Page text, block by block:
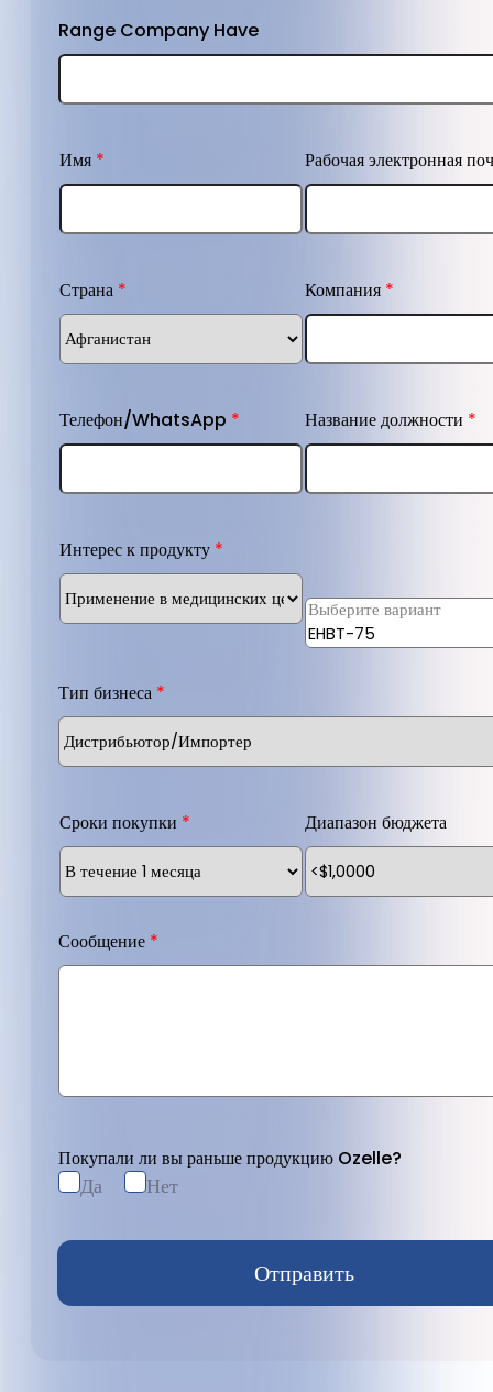
Range Company Have
Имя * Рабочая электронная
Страна * Компания *
Телефон/WhatsApp * Название должности *
Интерес к продукту *
Тип бизнеса *
Сроки покупки * Диапазон бюджета
Сообщение *
Покупали ли вы раньше продукцию Ozelle?
Да Нет
Отправить